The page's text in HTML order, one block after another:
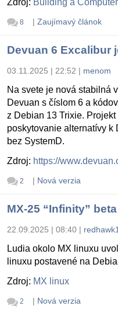
Zdroj: Building a
8 | Zaujímavý článok
Devuan 6 Excalibur
03.11.2025 | 22:52 | menom
Na svete je nová stabilná
Devuan s číslom 6 a
z Debian 13 Trixie.
poskytovanie alternatívy
bez SystemD.
Zdroj: https://
2 | Nová verzia
MX-25 “Infinity”
22.09.2025 | 08:40 |
Ludia okolo MX linuxu
linuxu postavené na
Zdroj: MX linux
2 | Nová verzia